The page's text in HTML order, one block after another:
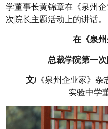
学董事长黄锦章在《泉州
次院长主题活动上的讲话。
在《泉
总裁学院第一
文/《泉州企业家》杂
实验中学